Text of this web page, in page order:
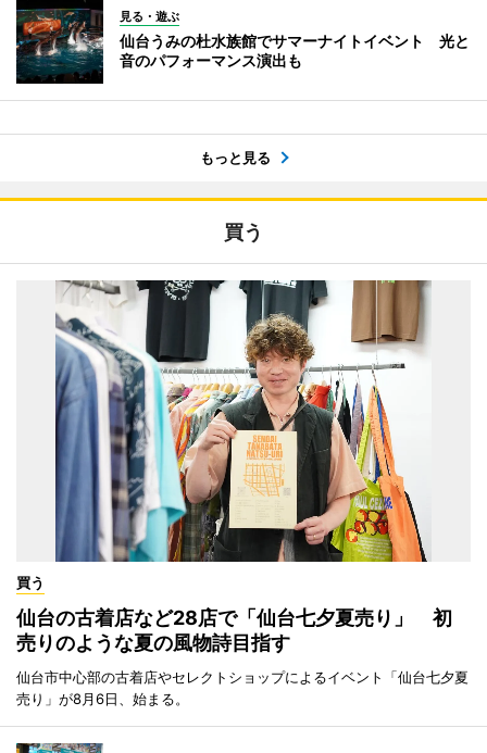
見る・遊ぶ
仙台うみの杜水族館でサマーナイトイベント 光と
音のパフォーマンス演出も
もっと見る
買う
買う
仙台の古着店など28店で「仙台七夕夏売り」 初
売りのような夏の風物詩目指す
仙台市中心部の古着店やセレクトショップによるイベント「仙台七夕夏
売り」が8月6日、始まる。